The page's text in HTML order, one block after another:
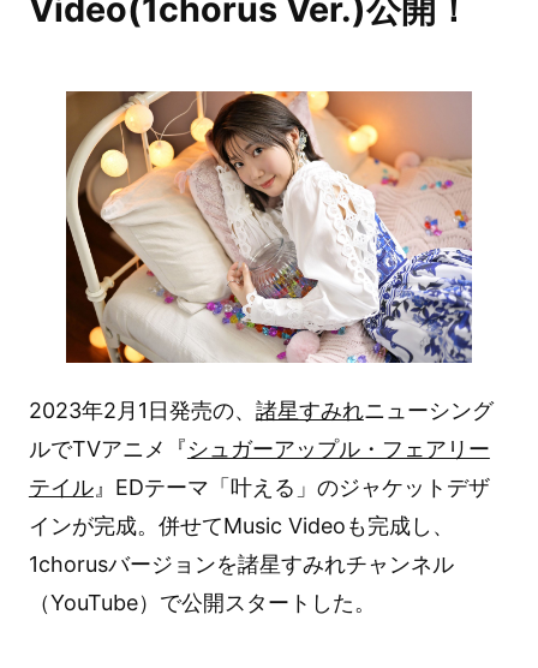
Video(1chorus Ver.)公開！
2023年2月1日発売の、 諸星すみれニューシング
ルでTVアニメ『シュガーアップル・フェアリー
テイル』EDテーマ「叶える」のジャケットデザ
インが完成。併せてMusic Videoも完成し、
1chorusバージョンを諸星すみれチャンネル
（YouTube）で公開スタートした。